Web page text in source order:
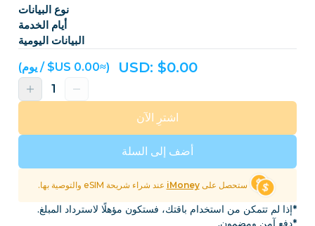
نوع البيانات
أيام الخدمة
البيانات اليومية
USD: $0.00 (≈‏0.00 US$ / يوم)
أضف إلى السلة
اشترِ الآن
ستحصل علىiMoney عند شراء شريحة eSIM والتوصية بها.
*إذا لم تتمكن من استخدام باقتك، فستكون مؤهلًا لاسترداد المبلغ.
*دفع آمن ومضمون.